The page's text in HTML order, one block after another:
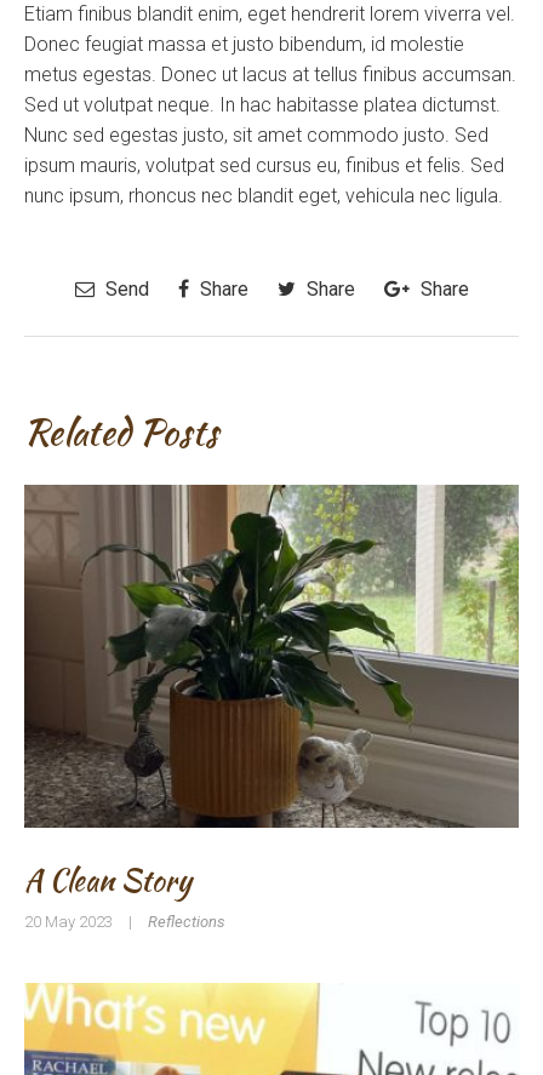
Etiam finibus blandit enim, eget hendrerit lorem viverra vel.
Donec feugiat massa et justo bibendum, id molestie
metus egestas. Donec ut lacus at tellus finibus accumsan.
Sed ut volutpat neque. In hac habitasse platea dictumst.
Nunc sed egestas justo, sit amet commodo justo. Sed
ipsum mauris, volutpat sed cursus eu, finibus et felis. Sed
nunc ipsum, rhoncus nec blandit eget, vehicula nec ligula.
Send Share Share Share
Related Posts
A Clean Story
20 May 2023 | Reflections